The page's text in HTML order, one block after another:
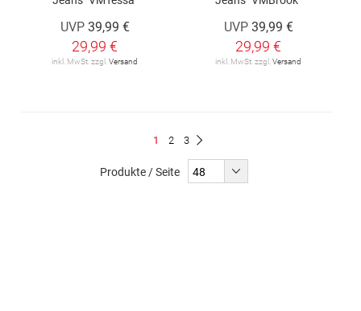
UVP 39,99 €
29,99 €
inkl. MwSt. zzgl. Versand
UVP 39,99 €
29,99 €
inkl. MwSt. zzgl. Versand
Du
1 Seite
2 Seite
3
Produkte / Seite